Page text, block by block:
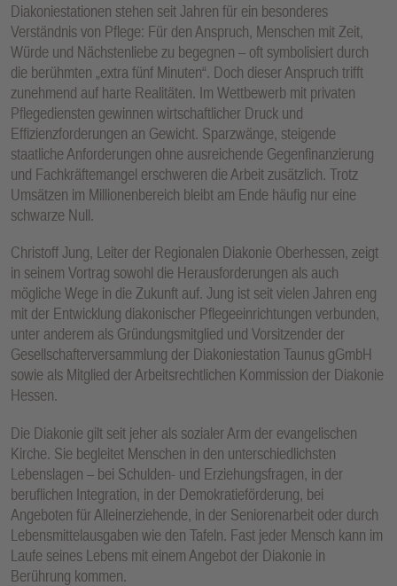
Diakoniestationen stehen seit Jahren für ein besonderes
Verständnis von Pflege: Für den Anspruch, Menschen mit Zeit,
Würde und Nächstenliebe zu begegnen – oft symbolisiert durch
die berühmten „extra fünf Minuten“. Doch dieser Anspruch trifft
zunehmend auf harte Realitäten. Im Wettbewerb mit privaten
Pflegediensten gewinnen wirtschaftlicher Druck und
Effizienzforderungen an Gewicht. Sparzwänge, steigende
staatliche Anforderungen ohne ausreichende Gegenfinanzierung
und Fachkräftemangel erschweren die Arbeit zusätzlich. Trotz
Umsätzen im Millionenbereich bleibt am Ende häufig nur eine
schwarze Null.
Christoff Jung, Leiter der Regionalen Diakonie Oberhessen, zeigt
in seinem Vortrag sowohl die Herausforderungen als auch
mögliche Wege in die Zukunft auf. Jung ist seit vielen Jahren eng
mit der Entwicklung diakonischer Pflegeeinrichtungen verbunden,
unter anderem als Gründungsmitglied und Vorsitzender der
Gesellschafterversammlung der Diakoniestation Taunus gGmbH
sowie als Mitglied der Arbeitsrechtlichen Kommission der Diakonie
Hessen.
Die Diakonie gilt seit jeher als sozialer Arm der evangelischen
Kirche. Sie begleitet Menschen in den unterschiedlichsten
Lebenslagen – bei Schulden- und Erziehungsfragen, in der
beruflichen Integration, in der Demokratieförderung, bei
Angeboten für Alleinerziehende, in der Seniorenarbeit oder durch
Lebensmittelausgaben wie den Tafeln. Fast jeder Mensch kann im
Laufe seines Lebens mit einem Angebot der Diakonie in
Berührung kommen.